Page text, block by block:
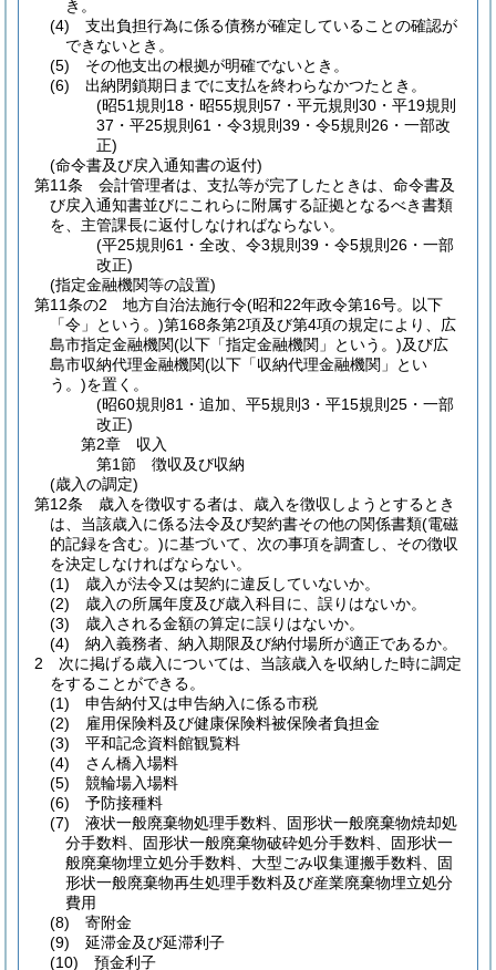
き。
(4)
支出負担行為に係る債務が確定していることの確認が
できないとき。
(5)
その他支出の根拠が明確でないとき。
(6)
出納閉鎖期日までに支払を終わらなかつたとき。
(昭51規則18・昭55規則57・平元規則30・平19規則
37・平25規則61・令3規則39・令5規則26・一部改
正)
(命令書及び戻入通知書の返付)
第11条
会計管理者は、支払等が完了したときは、命令書及
び戻入通知書並びにこれらに附属する証拠となるべき書類
を、主管課長に返付しなければならない。
(平25規則61・全改、令3規則39・令5規則26・一部
改正)
(指定金融機関等の設置)
第11条の2
地方自治法施行令(昭和22年政令第16号。以下
「令」という。)第168条第2項及び第4項の規定により、広
島市指定金融機関(以下「指定金融機関」という。)及び広
島市収納代理金融機関(以下「収納代理金融機関」とい
う。)を置く。
(昭60規則81・追加、平5規則3・平15規則25・一部
改正)
第2章
収入
第1節
徴収及び収納
(歳入の調定)
第12条
歳入を徴収する者は、歳入を徴収しようとするとき
は、当該歳入に係る法令及び契約書その他の関係書類(電磁
的記録を含む。)に基づいて、次の事項を調査し、その徴収
を決定しなければならない。
(1)
歳入が法令又は契約に違反していないか。
(2)
歳入の所属年度及び歳入科目に、誤りはないか。
(3)
歳入される金額の算定に誤りはないか。
(4)
納入義務者、納入期限及び納付場所が適正であるか。
2
次に掲げる歳入については、当該歳入を収納した時に調定
をすることができる。
(1)
申告納付又は申告納入に係る市税
(2)
雇用保険料及び健康保険料被保険者負担金
(3)
平和記念資料館観覧料
(4)
さん橋入場料
(5)
競輪場入場料
(6)
予防接種料
(7)
液状一般廃棄物処理手数料、固形状一般廃棄物焼却処
分手数料、固形状一般廃棄物破砕処分手数料、固形状一
般廃棄物埋立処分手数料、大型ごみ収集運搬手数料、固
形状一般廃棄物再生処理手数料及び産業廃棄物埋立処分
費用
(8)
寄附金
(9)
延滞金及び延滞利子
(10)
預金利子